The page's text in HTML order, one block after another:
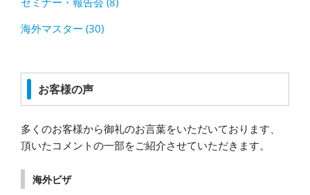
海外マスター (30)
お客様の声
多くのお客様から御礼のお言葉をいただいております、
頂いたコメントの一部をご紹介させていただきます。
海外ビザ